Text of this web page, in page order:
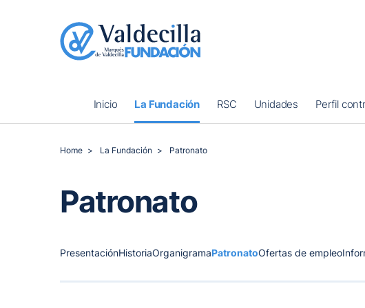
Inicio La Fundación RSC Unidades Perfil
Home La Fundación Patronato
Patronato
PresentaciónHistoriaOrganigramaPatronatoOfertas de empleo